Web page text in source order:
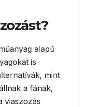
alapú
is
mint
a fának,
viaszozás